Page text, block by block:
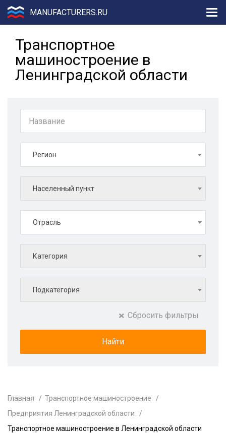
MANUFACTURERS.RU
Транспортное
машиностроение в
Ленинградской области
Регион
Населенный пункт
Отрасль
Категория
Подкатегория
Сбросить фильтры
Главная
Транспортное машиностроение
Предприятия Ленинградской области
Транспортное машиностроение в Ленинградской области